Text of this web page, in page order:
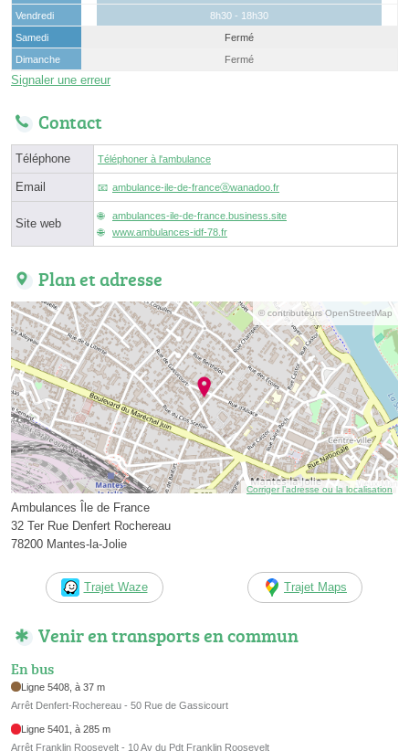
Vendredi
8h30 - 18h30
Samedi
Fermé
Dimanche
Fermé
Signaler une erreur
Contact
Téléphone Téléphoner à l'ambulance
Email ambulance-ile-de-franceⓐwanadoo.fr
Site web
ambulances-ile-de-france.business.site
www.ambulances-idf-78.fr
Plan et adresse
© contributeurs OpenStreetMap
Corriger l’adresse ou la localisation
Ambulances Île de France
32 Ter Rue Denfert Rochereau
78200 Mantes-la-Jolie
Trajet Waze Trajet Maps
Venir en transports en commun
En bus
Ligne 5408, à 37 m
Arrêt Denfert-Rochereau - 50 Rue de Gassicourt
Ligne 5401, à 285 m
Arrêt Franklin Roosevelt - 10 Av du Pdt Franklin Roosevelt